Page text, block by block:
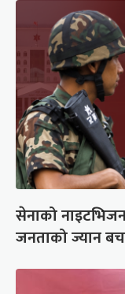
सेनाको
जनताको ज्यान